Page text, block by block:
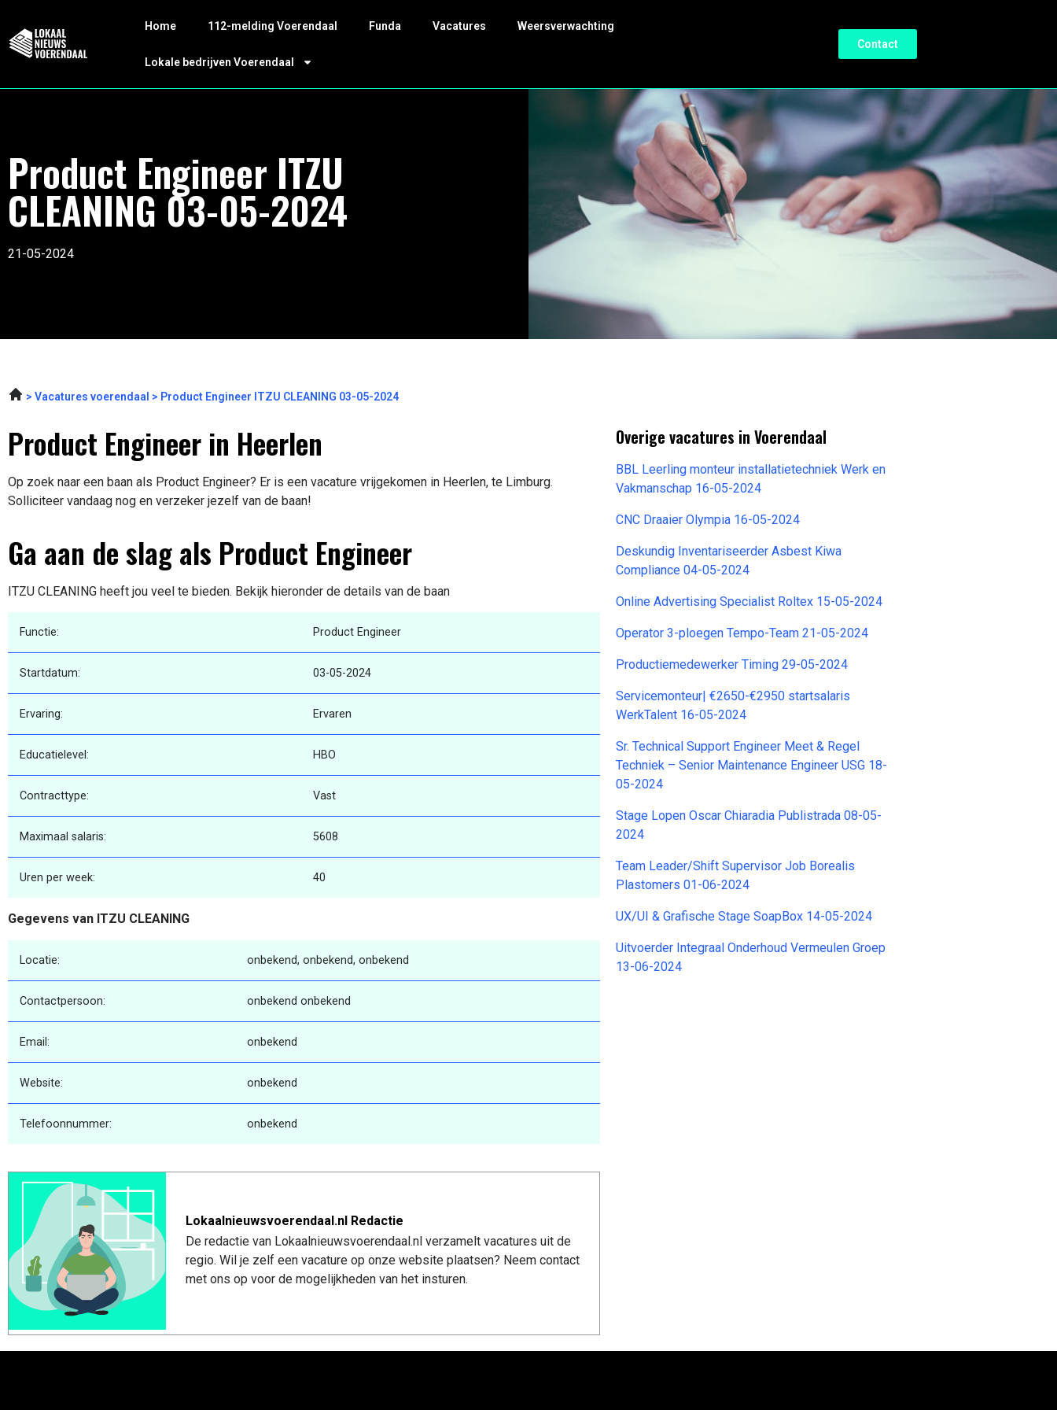
Home 112-melding Voerendaal Funda Vacatures Weersverwachting
Lokale bedrijven Voerendaal
Contact
Product Engineer ITZU
CLEANING 03-05-2024
21-05-2024
Vacatures voerendaal Product Engineer ITZU CLEANING 03-05-2024
Product Engineer in Heerlen
Op zoek naar een baan als Product Engineer? Er is een vacature vrijgekomen in Heerlen, te Limburg.
Solliciteer vandaag nog en verzeker jezelf van de baan!
Ga aan de slag als Product Engineer
ITZU CLEANING heeft jou veel te bieden. Bekijk hieronder de details van de baan
Functie: Product Engineer
Startdatum: 03-05-2024
Ervaring: Ervaren
Educatielevel: HBO
Contracttype: Vast
Maximaal salaris: 5608
Uren per week: 40
Gegevens van ITZU CLEANING
Locatie: onbekend, onbekend, onbekend
Contactpersoon: onbekend onbekend
Email: onbekend
Website: onbekend
Telefoonnummer: onbekend
Lokaalnieuwsvoerendaal.nl Redactie
De redactie van Lokaalnieuwsvoerendaal.nl verzamelt vacatures uit de
regio. Wil je zelf een vacature op onze website plaatsen? Neem contact
met ons op voor de mogelijkheden van het insturen.
Overige vacatures in Voerendaal
BBL Leerling monteur installatietechniek Werk en
Vakmanschap 16-05-2024
CNC Draaier Olympia 16-05-2024
Deskundig Inventariseerder Asbest Kiwa
Compliance 04-05-2024
Online Advertising Specialist Roltex 15-05-2024
Operator 3-ploegen Tempo-Team 21-05-2024
Productiemedewerker Timing 29-05-2024
Servicemonteur| €2650-€2950 startsalaris
WerkTalent 16-05-2024
Sr. Technical Support Engineer Meet & Regel
Techniek – Senior Maintenance Engineer USG 18-
05-2024
Stage Lopen Oscar Chiaradia Publistrada 08-05-
2024
Team Leader/Shift Supervisor Job Borealis
Plastomers 01-06-2024
UX/UI & Grafische Stage SoapBox 14-05-2024
Uitvoerder Integraal Onderhoud Vermeulen Groep
13-06-2024